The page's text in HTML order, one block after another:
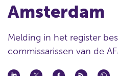
Amsterdam
Melding in het register
commissarissen van de